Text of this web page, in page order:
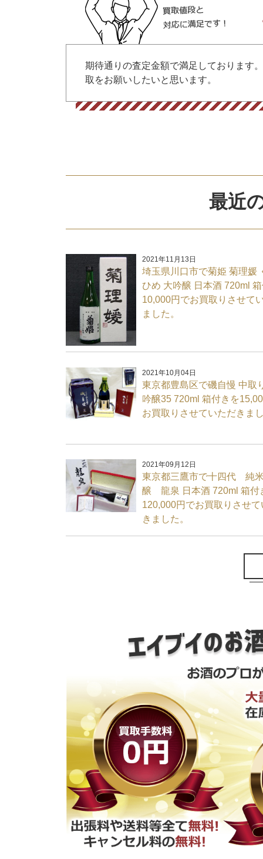
期待通りの査定金額で満足しております
取をお願いしたいと思います。
最近
2021年11月13日
埼玉県川口市で菊姫 菊理媛
ひめ 大吟醸 日本酒 720ml
10,000円でお買取りさせて
ました。
2021年10月04日
東京都豊島区で磯自慢 中取
吟醸35 720ml 箱付きを
お買取りさせていただきま
2021年09月12日
東京都三鷹市で十四代 純
醸 龍泉 日本酒 720ml 箱付
120,000円でお買取りさせて
きました。